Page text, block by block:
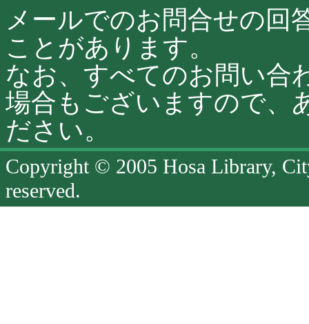
メールでのお問合せの回
ことがあります。
なお、すべてのお問い合
場合もございますので、
ださい。
Copyright © 2005 Hosa Library,
reserved.